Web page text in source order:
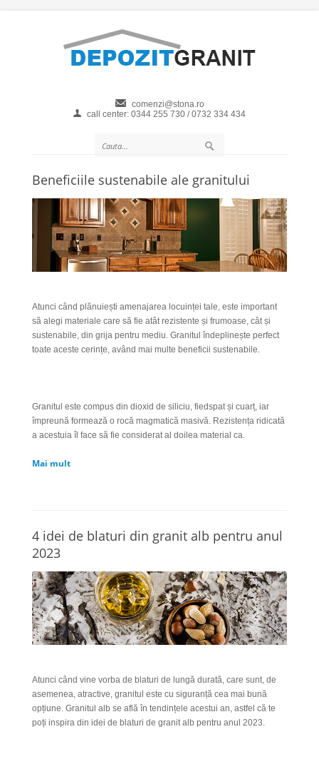
comenzi@stona.ro
call center: 0344 255 730 / 0732 334 434
Beneficiile sustenabile ale granitului
Atunci când plănuiești amenajarea locuinței tale, este important
să alegi materiale care să fie atât rezistente și frumoase, cât și
sustenabile, din grija pentru mediu. Granitul îndeplinește perfect
toate aceste cerințe, având mai multe beneficii sustenabile.
Granitul este compus din dioxid de siliciu, fiedspat și cuarț, iar
împreună formează o rocă magmatică masivă. Rezistența ridicată
a acestuia îl face să fie considerat al doilea material ca.
Mai mult
4 idei de blaturi din granit alb pentru anul
2023
Atunci când vine vorba de blaturi de lungă durată, care sunt, de
asemenea, atractive, granitul este cu siguranță cea mai bună
opțiune. Granitul alb se află în tendințele acestui an, astfel că te
poți inspira din idei de blaturi de granit alb pentru anul 2023.